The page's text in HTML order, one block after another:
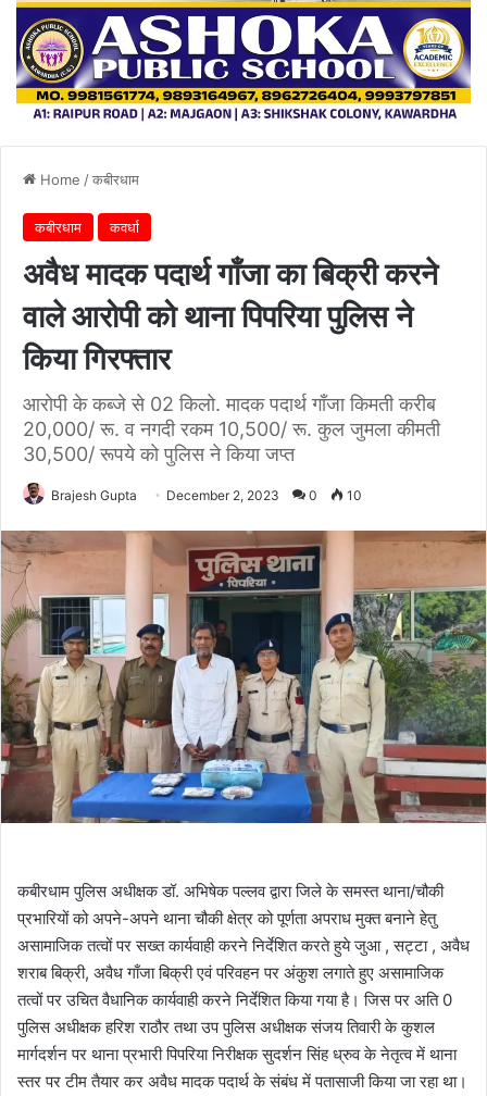
Home /कबीरधाम
कबीरधाम कवर्धा
अवैध मादक पदार्थ गाँजा का बिक्री करने
वाले आरोपी को थाना पिपरिया पुलिस ने
किया गिरफ्तार
आरोपी के कब्जे से 02 किलो. मादक पदार्थ गाँजा किमती करीब
20,000/ रू. व नगदी रकम 10,500/ रू. कुल जुमला कीमती
30,500/ रूपये को पुलिस ने किया जप्त
Brajesh Gupta December 2, 2023 0 10
कबीरधाम पुलिस अधीक्षक डॉ. अभिषेक पल्लव द्वारा जिले के समस्त थाना/चौकी
प्रभारियों को अपने-अपने थाना चौकी क्षेत्र को पूर्णता अपराध मुक्त बनाने हेतु
असामाजिक तत्वों पर सख्त कार्यवाही करने निर्देशित करते हुये जुआ , सट्टा , अवैध
शराब बिक्री, अवैध गाँजा बिक्री एवं परिवहन पर अंकुश लगाते हुए असामाजिक
तत्वों पर उचित वैधानिक कार्यवाही करने निर्देशित किया गया है। जिस पर अति 0
पुलिस अधीक्षक हरिश राठौर तथा उप पुलिस अधीक्षक संजय तिवारी के कुशल
मार्गदर्शन पर थाना प्रभारी पिपरिया निरीक्षक सुदर्शन सिंह ध्रुव के नेतृत्व में थाना
स्तर पर टीम तैयार कर अवैध मादक पदार्थ के संबंध में पतासाजी किया जा रहा था।